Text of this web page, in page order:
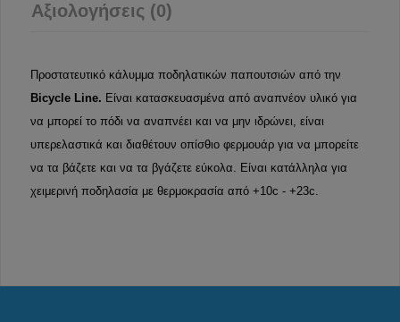
Αξιολογήσεις (0)
Προστατευτικό κάλυμμα ποδηλατικών παπουτσιών από την
Bicycle Line. Είναι κατασκευασμένα από αναπνέον υλικό για
να μπορεί το πόδι να αναπνέει και να μην ιδρώνει, είναι
υπερελαστικά και διαθέτουν οπίσθιο φερμουάρ για να μπορείτε
να τα βάζετε και να τα βγάζετε εύκολα. Είναι κατάλληλα για
χειμερινή ποδηλασία με θερμοκρασία από +10c - +23c.